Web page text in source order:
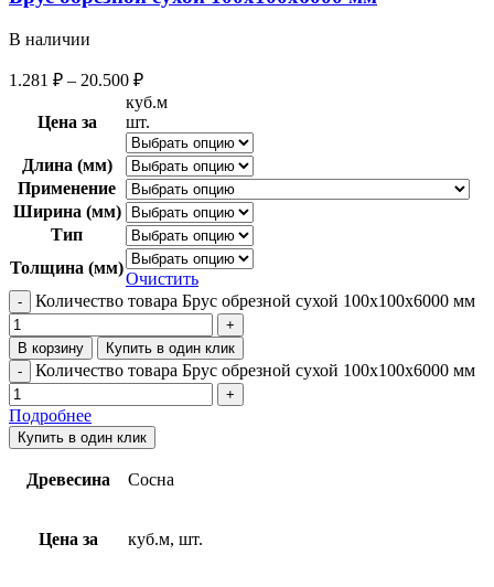
В наличии
1.281 ₽ – 20.500 ₽
Цена за
куб.м
шт.
Длина (мм)
Применение
Ширина (мм)
Тип
Толщина (мм)
Очистить
Количество товара Брус обрезной сухой 100х100х6000 мм
В корзину Купить в один клик
Количество товара Брус обрезной сухой 100х100х6000 мм
Подробнее
Купить в один клик
Древесина Сосна
Цена за куб.м, шт.